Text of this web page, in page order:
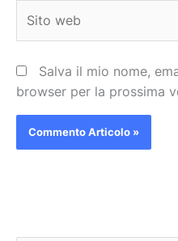
web
Salva il mio nome,
browser per la prossima